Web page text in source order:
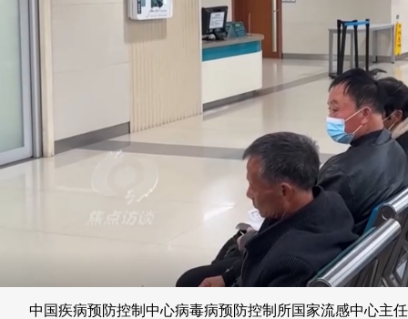
中国疾病预防控制中心病毒病预防控制所国家流感中心主任